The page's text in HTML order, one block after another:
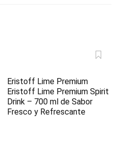
Eristoff Lime Premium
Eristoff Lime Premium Spirit
Drink – 700 ml de Sabor
Fresco y Refrescante